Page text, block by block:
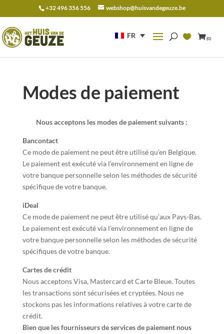
+32 496 356 556 webshop@huisvandegeuze.be
FR (0)
pour :
Modes de paiement
Nous acceptons les modes de paiement suivants :
Bancontact
Ce mode de paiement ne peut être utilisé qu’en Belgique.
Le paiement est exécuté via l’environnement en ligne de
votre banque personnelle selon les méthodes de sécurité
spécifique de votre banque.
iDeal
Ce mode de paiement ne peut être utilisé qu’aux Pays-Bas.
Le paiement est exécuté via l’environnement en ligne de
votre banque personnelle selon les méthodes de sécurité
spécifiques de votre banque.
Cartes de crédit
Nous acceptons Visa, Mastercard et Carte Bleue. Toutes
les transactions sont sécurisées et cryptées. Nous ne
stockons pas les informations relatives à votre carte de
crédit.
Bien que les fournisseurs de services de paiement nous